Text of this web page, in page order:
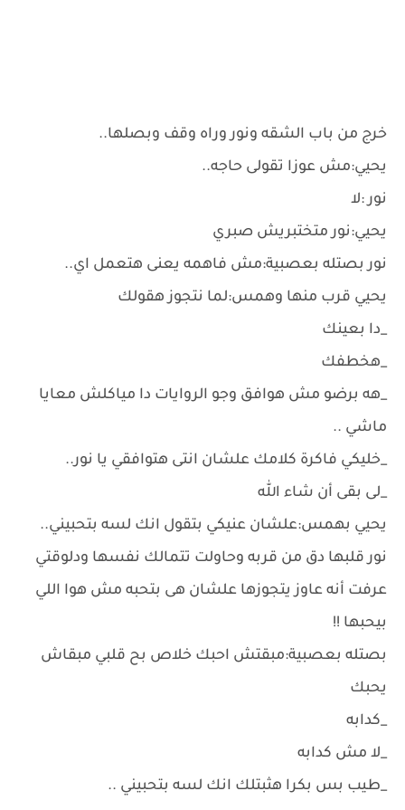
خرج من باب الشقه ونور وراه وقف وبصلها..
يحيي:مش عوزا تقولى حاجه..
نور :لا
يحيي:نور متختبريش صبري
نور بصتله بعصبية:مش فاهمه يعنى هتعمل اي..
يحيي قرب منها وهمس:لما نتجوز هقولك
_دا بعينك
_هخطفك
_هه برضو مش هوافق وجو الروايات دا مياكلش معايا
ماشي ..
_خليكي فاكرة كلامك علشان انتى هتوافقي يا نور..
_لى بقى أن شاء الله
يحيي بهمس:علشان عنيكي بتقول انك لسه بتحبيني..
نور قلبها دق من قربه وحاولت تتمالك نفسها ودلوقتي
عرفت أنه عاوز يتجوزها علشان هى بتحبه مش هوا اللي
بيحبها !!
بصتله بعصبية:مبقتش احبك خلاص بح قلبي مبقاش
يحبك
_كدابه
_لا مش كدابه
_طيب بس بكرا هثبتلك انك لسه بتحبيني ..